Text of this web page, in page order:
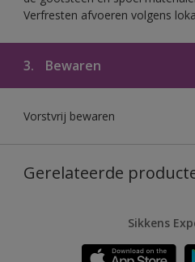
Verfresten afvoeren volgens
3. Bewaren
Vorstvrij bewaren
Gerelateerde
Sikkens